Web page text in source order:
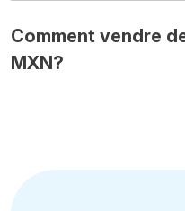
Comment vendre
MXN?